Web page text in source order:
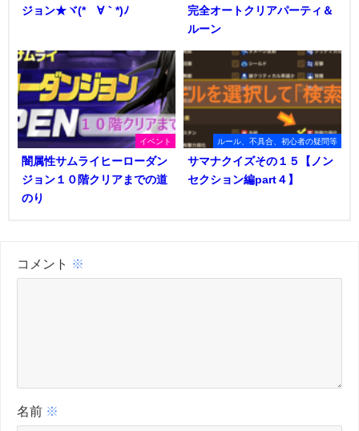
ジョン★ヾ(*´∀｀*)ﾉ
完全オートクリアパーティ＆
ルーン
イベント
闇属性サムライヒーローダン
ジョン１０階クリアまでの道
のり
ルール、不具合、初心者の疑問等
サマナクイズその１５【ノン
セクション編part４】
コメント ※
名前 ※